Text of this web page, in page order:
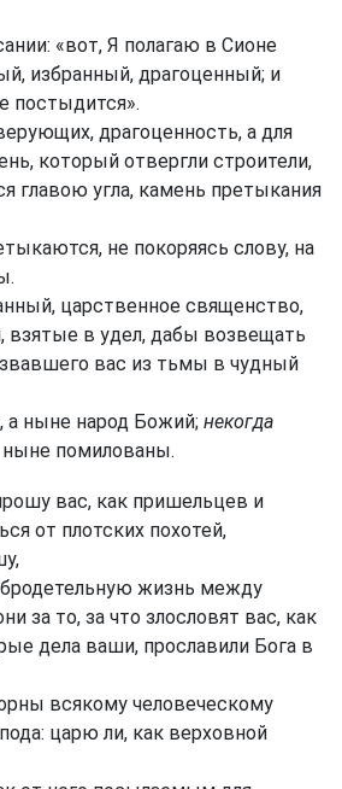
«вот, Я полагаю в Сионе
избранный, драгоценный; и
постыдится».
драгоценность, а для
который отвергли строители,
главою угла, камень претыкания
не покоряясь слову, на
царственное священство,
взятые в удел, дабы возвещать
вас из тьмы в чудный
а ныне народ Божий; некогда
помилованы.
вас, как пришельцев и
от плотских похотей,
жизнь между
за то, за что злословят вас, как
дела ваши, прославили Бога в
всякому человеческому
царю ли, как верховной